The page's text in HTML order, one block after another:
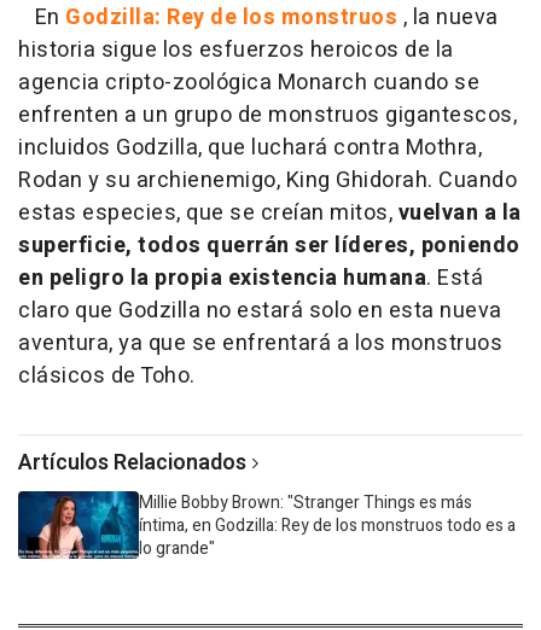
En Godzilla: Rey de los monstruos , la nueva
historia sigue los esfuerzos heroicos de la
agencia cripto-zoológica Monarch cuando se
enfrenten a un grupo de monstruos gigantescos,
incluidos Godzilla, que luchará contra Mothra,
Rodan y su archienemigo, King Ghidorah. Cuando
estas especies, que se creían mitos,vuelvan a la
superficie, todos querrán ser líderes, poniendo
en peligro la propia existencia humana. Está
claro que Godzilla no estará solo en esta nueva
aventura, ya que se enfrentará a los monstruos
clásicos de Toho.
Artículos Relacionados
Millie Bobby Brown: "Stranger Things es más
íntima, en Godzilla: Rey de los monstruos todo es a
lo grande"